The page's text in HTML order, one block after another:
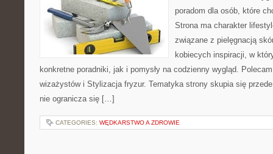
poradom dla osób, które
Strona ma charakter
związane z pielęgnacją
kobiecych inspiracji, w
konkretne poradniki, jak i pomysły na codzienny wygląd.
wizażystów i Stylizacja fryzur. Tematyka strony skupia się
nie ogranicza się […]
CATEGORIES: WĘDKARSTWO A ZDROWIE